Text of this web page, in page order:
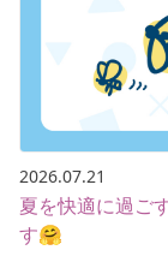
2026.07.21
夏を快適に過ご
す🤗